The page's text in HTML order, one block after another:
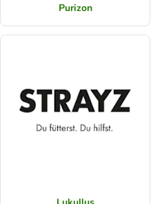
Purizon